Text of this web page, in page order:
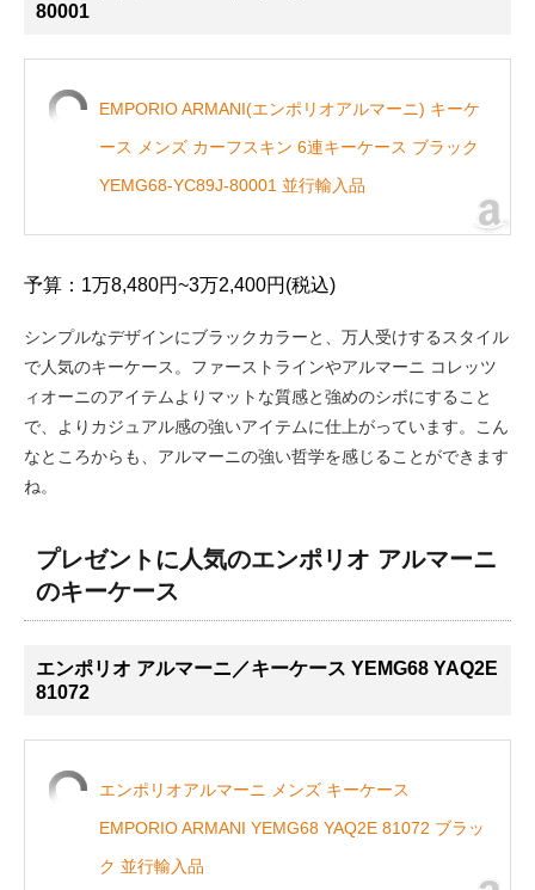
80001
EMPORIO ARMANI(エンポリオアルマーニ) キーケ
ース メンズ カーフスキン 6連キーケース ブラック
YEMG68-YC89J-80001 並行輸入品
予算：1万8,480円~3万2,400円(税込)
シンプルなデザインにブラックカラーと、万人受けするスタイル
で人気のキーケース。ファーストラインやアルマーニ コレッツ
ィオーニのアイテムよりマットな質感と強めのシボにすること
で、よりカジュアル感の強いアイテムに仕上がっています。こん
なところからも、アルマーニの強い哲学を感じることができます
ね。
プレゼントに人気のエンポリオ アルマーニ
のキーケース
エンポリオ アルマーニ／キーケース YEMG68 YAQ2E
81072
エンポリオアルマーニ メンズ キーケース
EMPORIO ARMANI YEMG68 YAQ2E 81072 ブラッ
ク 並行輸入品